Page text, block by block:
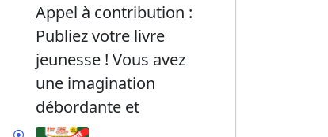
Appel à contribution :
Publiez votre livre
jeunesse ! Vous avez
une imagination
débordante et